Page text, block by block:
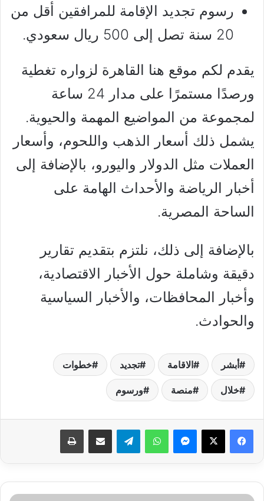
رسوم تجديد الإقامة للمرافقين أقل من
20 سنة تصل إلى 500 ريال سعودي.
يقدم لكم موقع هنا القاهرة لزواره تغطية
ورصدًا مستمرًا على مدار 24 ساعة
لمجموعة من المواضيع المهمة والحيوية.
يشمل ذلك أسعار الذهب واللحوم، وأسعار
العملات مثل الدولار واليورو، بالإضافة إلى
أخبار الرياضة والأحداث الهامة على
الساحة المصرية.
بالإضافة إلى ذلك، نلتزم بتقديم تقارير
دقيقة وشاملة حول الأخبار الاقتصادية،
وأخبار المحافظات، والأخبار السياسية
والحوادث.
أبشر الاقامة تجديد خطوات
خلال منصة ورسوم
فيسبوك ‫X ماسنجر واتساب تيلقرام مشاركة عبر البريد طباعة
"فرصة